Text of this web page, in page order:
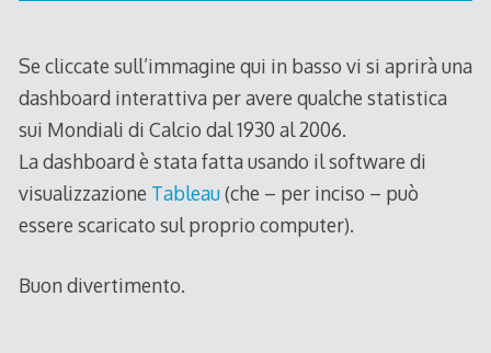
Se cliccate sull’immagine qui in basso vi si aprirà una
dashboard interattiva per avere qualche statistica
sui Mondiali di Calcio dal 1930 al 2006.
La dashboard è stata fatta usando il software di
visualizzazione Tableau(che – per inciso – può
essere scaricato sul proprio computer).
Buon divertimento.